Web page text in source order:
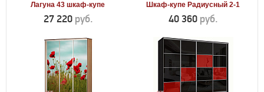
Лагуна 43 шкаф-купе
27 220 руб.
Шкаф-купе Радиусный 2-1
40 360 руб.